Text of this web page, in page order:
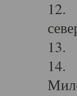
12.
13.
14.